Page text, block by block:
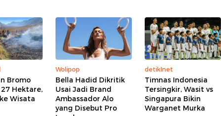
Bromo
Hektare,
Wisata
Wolipop
Bella Hadid Dikritik
Usai Jadi Brand
Ambassador Alo
yang Disebut Pro
detikInet
Timnas Indonesia
Tersingkir, Wasit vs
Singapura Bikin
Warganet Murka